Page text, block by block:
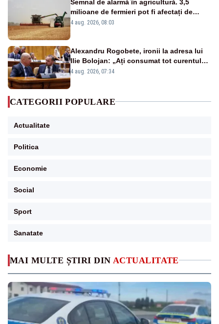
MAI MULTE ȘTIRI DIN ACTUALITATE
Semnal de alarmă în agricultură. 3,5
milioane de fermieri pot fi afectați de
strategia pentru conservarea
4 aug. 2026, 08:03
Alexandru Rogobete, ironii la adresa lui
Ilie Bolojan: „Ați consumat tot curentul
urmărind șobolani imaginari”
4 aug. 2026, 07:34
CATEGORII POPULARE
Actualitate
Politica
Economie
Social
Sport
Sanatate